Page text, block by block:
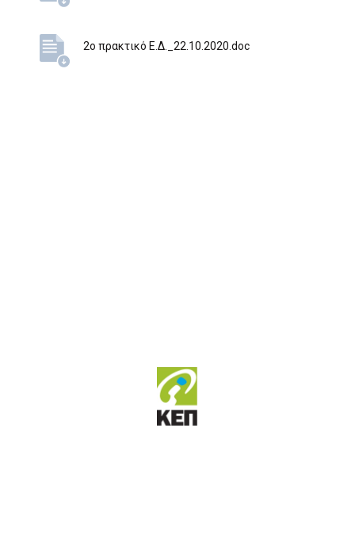
2ο πρακτικό Ε.Δ._22.10.2020.doc